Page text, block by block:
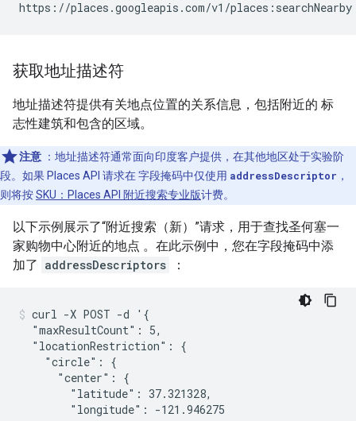
获取地址描述符
地址描述符提供有关地点位置的关系信息，包括附近的 标
志性建筑和包含的区域。
注意 ：地址描述符通常面向印度客户提供，在其他地区处于实验阶
段。如果 Places API 请求在 字段掩码中仅使用 addressDescriptor ，
则将按SKU：Places API 附近搜索专业版计费。
以下示例展示了“附近搜索（新）”请求，用于查找圣何塞一
家购物中心附近的地点 。在此示例中，您在字段掩码中添
加了 addressDescriptors ：
curl -X POST -d '{
  "maxResultCount": 5,
  "locationRestriction": {
    "circle": {
      "center": {
        "latitude": 37.321328,
        "longitude": -121.946275